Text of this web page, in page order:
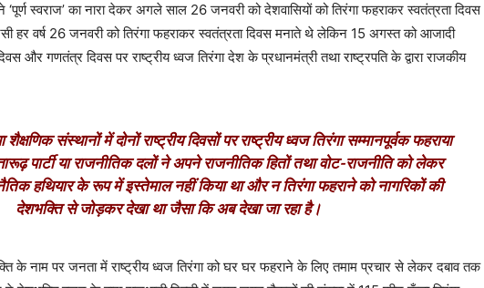
स्वराज’ का नारा देकर अगले साल 26 जनवरी को देशवासियों को तिरंगा फहराकर स्वतंत्रता दिवस
हर वर्ष 26 जनवरी को तिरंगा फहराकर स्वतंत्रता दिवस मनाते थे लेकिन 15 अगस्त को आजादी
और गणतंत्र दिवस पर राष्ट्रीय ध्वज तिरंगा देश के प्रधानमंत्री तथा राष्ट्रपति के द्वारा राजकीय
शैक्षणिक संस्थानों में दोनों राष्ट्रीय दिवसों पर राष्ट्रीय ध्वज तिरंगा सम्मानपूर्वक फहराया
पार्टी या राजनीतिक दलों ने अपने राजनीतिक हितों तथा वोट-राजनीति को लेकर
हथियार के रूप में इस्तेमाल नहीं किया था और न तिरंगा फहराने को नागरिकों की
देशभक्ति से जोड़कर देखा था जैसा कि अब देखा जा रहा है।
के नाम पर जनता में राष्ट्रीय ध्वज तिरंगा को घर घर फहराने के लिए तमाम प्रचार से लेकर दबाव तक